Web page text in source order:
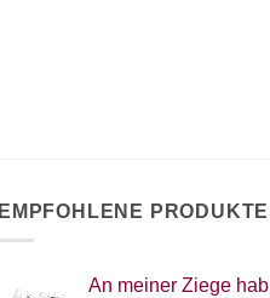
EMPFOHLENE PRODUKTE
An meiner Ziege hab